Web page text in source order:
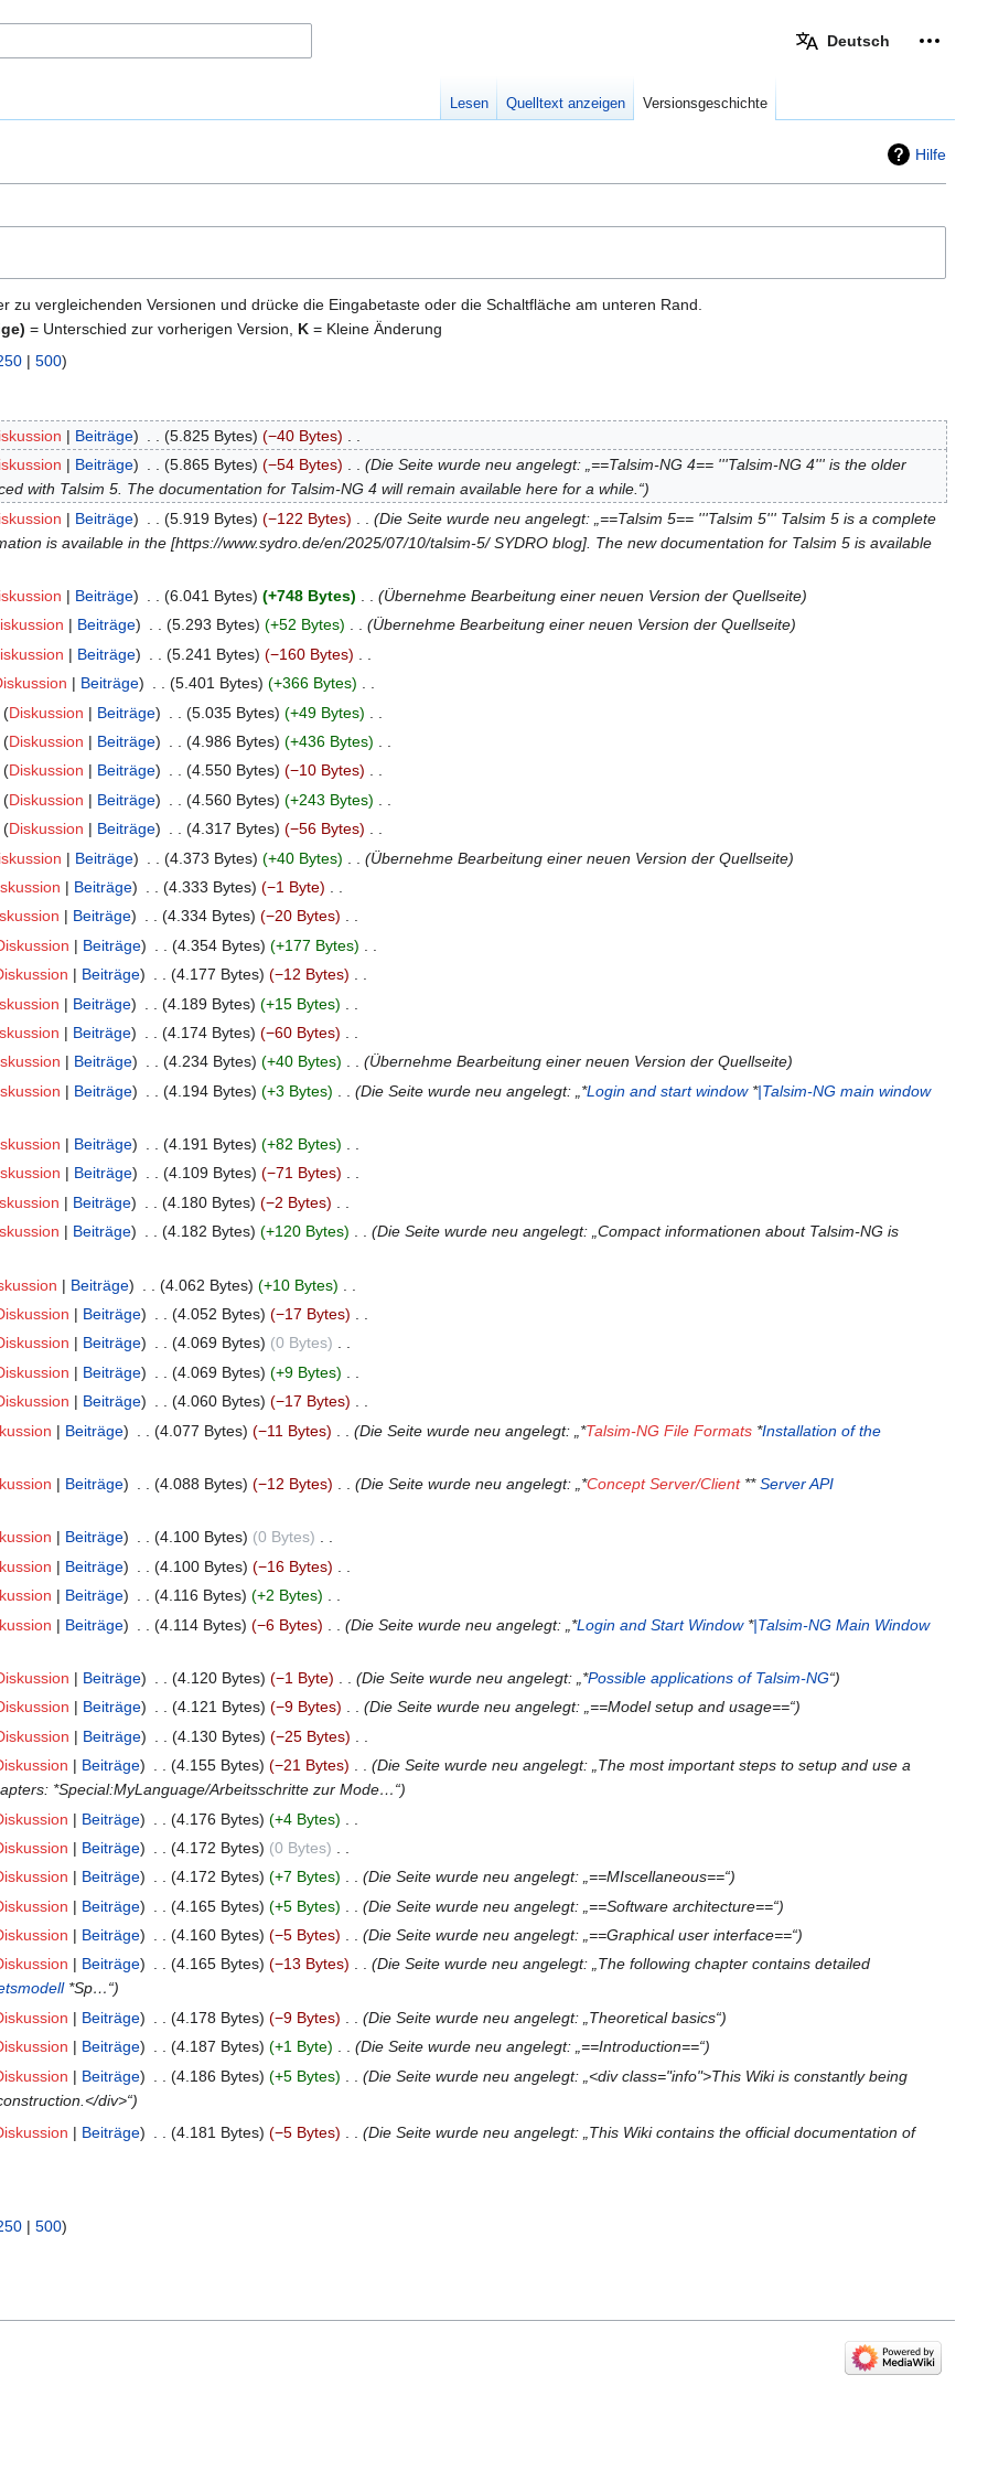
Deutsch
Lesen Quelltext anzeigen Versionsgeschichte
Hilfe
vergleichenden Versionen und drücke die Eingabetaste oder die Schaltfläche am unteren Rand.
= Unterschied zur vorherigen Version, K = Kleine Änderung
| 500)
Beiträge 5.825 Bytes −40 Bytes
Beiträge 5.865 Bytes −54 Bytes
Die Seite wurde neu angelegt: „==Talsim-NG 4== '''Talsim-NG 4''' is the older
with Talsim 5. The documentation for Talsim-NG 4 will remain available here for a while.“
Beiträge 5.919 Bytes −122 Bytes
Die Seite wurde neu angelegt: „==Talsim 5== '''Talsim 5''' Talsim 5 is a complete
is available in the [https://www.sydro.de/en/2025/07/10/talsim-5/ SYDRO blog]. The new documentation for Talsim 5 is available
Beiträge 6.041 Bytes +748 Bytes
Übernehme Bearbeitung einer neuen Version der Quellseite
Beiträge 5.293 Bytes +52 Bytes
Übernehme Bearbeitung einer neuen Version der Quellseite
Beiträge 5.241 Bytes −160 Bytes
Beiträge 5.401 Bytes +366 Bytes
Diskussion Beiträge 5.035 Bytes +49 Bytes
Diskussion Beiträge 4.986 Bytes +436 Bytes
Diskussion Beiträge 4.550 Bytes −10 Bytes
Diskussion Beiträge 4.560 Bytes +243 Bytes
Diskussion Beiträge 4.317 Bytes −56 Bytes
Beiträge 4.373 Bytes +40 Bytes
Übernehme Bearbeitung einer neuen Version der Quellseite
Beiträge 4.333 Bytes −1 Byte
Beiträge 4.334 Bytes −20 Bytes
Beiträge 4.354 Bytes +177 Bytes
Beiträge 4.177 Bytes −12 Bytes
Beiträge 4.189 Bytes +15 Bytes
Beiträge 4.174 Bytes −60 Bytes
Beiträge 4.234 Bytes +40 Bytes
Übernehme Bearbeitung einer neuen Version der Quellseite
Beiträge 4.194 Bytes +3 Bytes Die Seite wurde neu angelegt: „*Login and start window*|Talsim-NG main window
Beiträge 4.191 Bytes +82 Bytes
Beiträge 4.109 Bytes −71 Bytes
Beiträge 4.180 Bytes −2 Bytes
Beiträge 4.182 Bytes +120 Bytes
Die Seite wurde neu angelegt: „Compact informationen about Talsim-NG is
Beiträge 4.062 Bytes +10 Bytes
Beiträge 4.052 Bytes −17 Bytes
Beiträge 4.069 Bytes 0 Bytes
Beiträge 4.069 Bytes +9 Bytes
Beiträge 4.060 Bytes −17 Bytes
Beiträge 4.077 Bytes −11 Bytes Die Seite wurde neu angelegt: „*Talsim-NG File Formats*Installation of the
Beiträge 4.088 Bytes −12 Bytes Die Seite wurde neu angelegt: „*Concept Server/Client**Server API
Beiträge 4.100 Bytes 0 Bytes
Beiträge 4.100 Bytes −16 Bytes
Beiträge 4.116 Bytes +2 Bytes
Beiträge 4.114 Bytes −6 Bytes Die Seite wurde neu angelegt: „*Login and Start Window*|Talsim-NG Main Window
Beiträge 4.120 Bytes −1 Byte Die Seite wurde neu angelegt: „*Possible applications of Talsim-NG“
Beiträge 4.121 Bytes −9 Bytes
Die Seite wurde neu angelegt: „==Model setup and usage==“
Beiträge 4.130 Bytes −25 Bytes
Beiträge 4.155 Bytes −21 Bytes
Die Seite wurde neu angelegt: „The most important steps to setup and use a
*Special:MyLanguage/Arbeitsschritte zur Mode…“
Beiträge 4.176 Bytes +4 Bytes
Beiträge 4.172 Bytes 0 Bytes
Beiträge 4.172 Bytes +7 Bytes
Die Seite wurde neu angelegt: „==MIscellaneous==“
Beiträge 4.165 Bytes +5 Bytes
Die Seite wurde neu angelegt: „==Software architecture==“
Beiträge 4.160 Bytes −5 Bytes
Die Seite wurde neu angelegt: „==Graphical user interface==“
Beiträge 4.165 Bytes −13 Bytes
Die Seite wurde neu angelegt: „The following chapter contains detailed
*Sp…“
Beiträge 4.178 Bytes −9 Bytes
Die Seite wurde neu angelegt: „Theoretical basics“
Beiträge 4.187 Bytes +1 Byte
Die Seite wurde neu angelegt: „==Introduction==“
Beiträge 4.186 Bytes +5 Bytes
Die Seite wurde neu angelegt: „<div class="info">This Wiki is constantly being
div>“
Beiträge 4.181 Bytes −5 Bytes
Die Seite wurde neu angelegt: „This Wiki contains the official documentation of
| 500)